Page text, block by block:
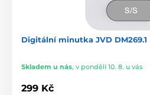
Digitální minutka JVD DM269.1
Skladem u nás, v pondělí 10. 8. u vás
299 Kč